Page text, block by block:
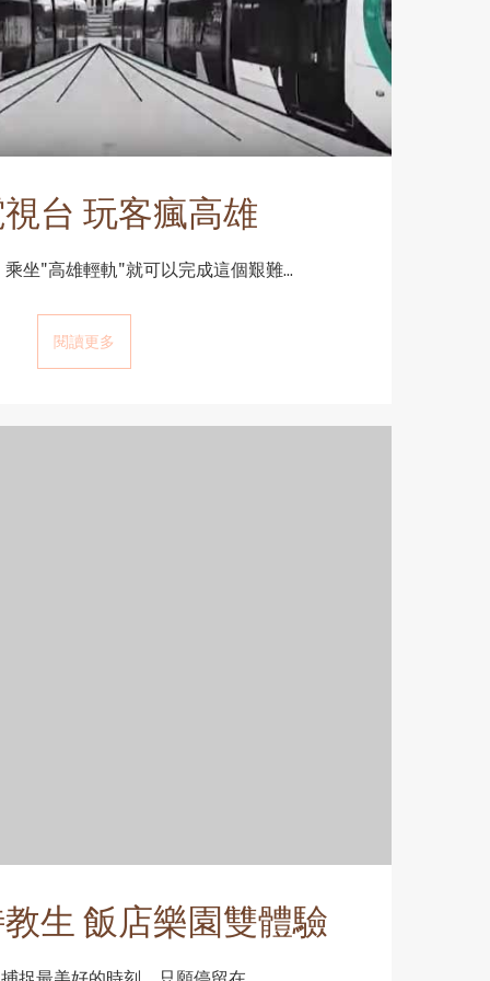
台 玩客瘋高雄
坐"高雄輕軌"就可以完成這個艱難...
閱讀更多
生 飯店樂園雙體驗